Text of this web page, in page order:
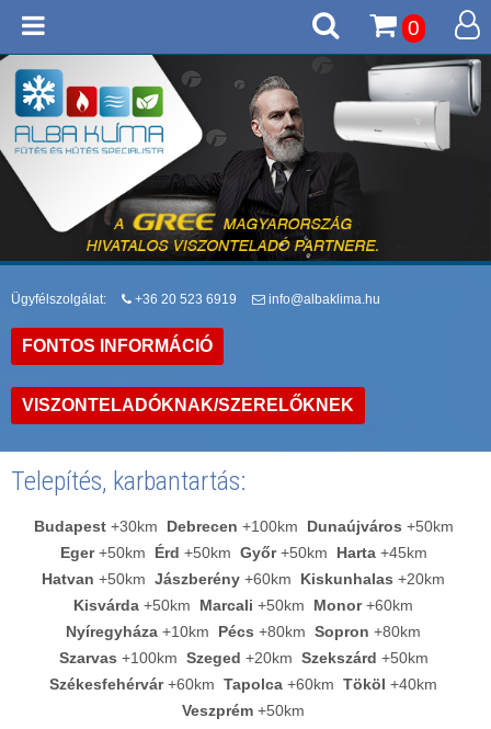
0
Ügyfélszolgálat: +36 20 523 6919 info@albaklima.hu
FONTOS INFORMÁCIÓ
VISZONTELADÓKNAK/SZERELŐKNEK
Telepítés, karbantartás:
Budapest+30km Debrecen +100km Dunaújváros +50km
Eger+50km Érd +50km Győr+50km Harta+45km
Hatvan +50km Jászberény +60km Kiskunhalas +20km
Kisvárda +50km Marcali +50km Monor+60km
Nyíregyháza +10km Pécs +80km Sopron +80km
Szarvas +100km Szeged +20km Szekszárd +50km
Székesfehérvár+60km Tapolca +60km Tököl +40km
Veszprém +50km